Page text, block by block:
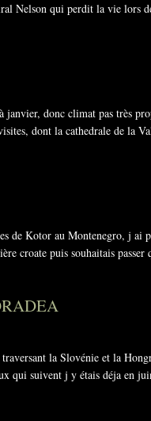
Nelson qui perdit la vie lors
donc climat pas très
dont la cathedrale de la
de Kotor au Montenegro, j ai
croate puis souhaitais passer
la Slovénie et la
qui suivent j y étais déja en